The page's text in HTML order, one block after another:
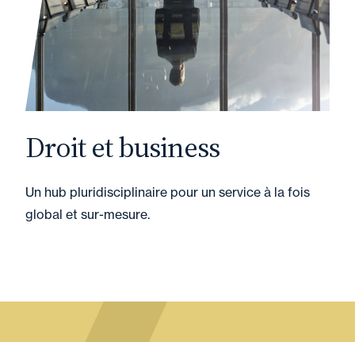
Droit et business
Un hub pluridisciplinaire pour un service à la fois
global et sur-mesure.